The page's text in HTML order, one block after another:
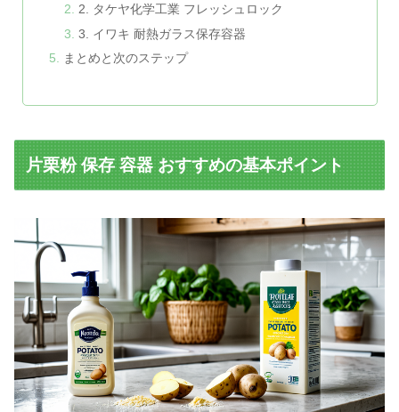
2. タケヤ化学工業 フレッシュロック
3. イワキ 耐熱ガラス保存容器
まとめと次のステップ
片栗粉 保存 容器 おすすめの基本ポイント